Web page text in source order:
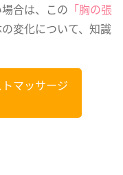
合は、この 「胸の張
変化について、知識
マッサージ